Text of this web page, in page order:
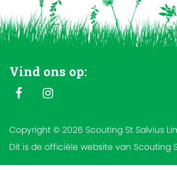
Vind ons op:
Copyright © 2026 Scouting St Salvius
Dit is de officiële website van Scouting